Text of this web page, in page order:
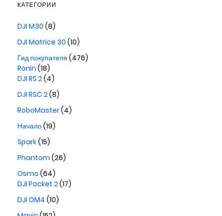
КАТЕГОРИИ
DJI M30 (8)
DJI Matrice 30 (10)
Гид покупателя (476)
Ronin (18)
DJI RS 2(4)
DJI RSC 2(8)
RoboMaster(4)
Начало(19)
Spark(15)
Phantom (26)
Osmo (64)
DJI Pocket 2(17)
DJI OM4 (10)